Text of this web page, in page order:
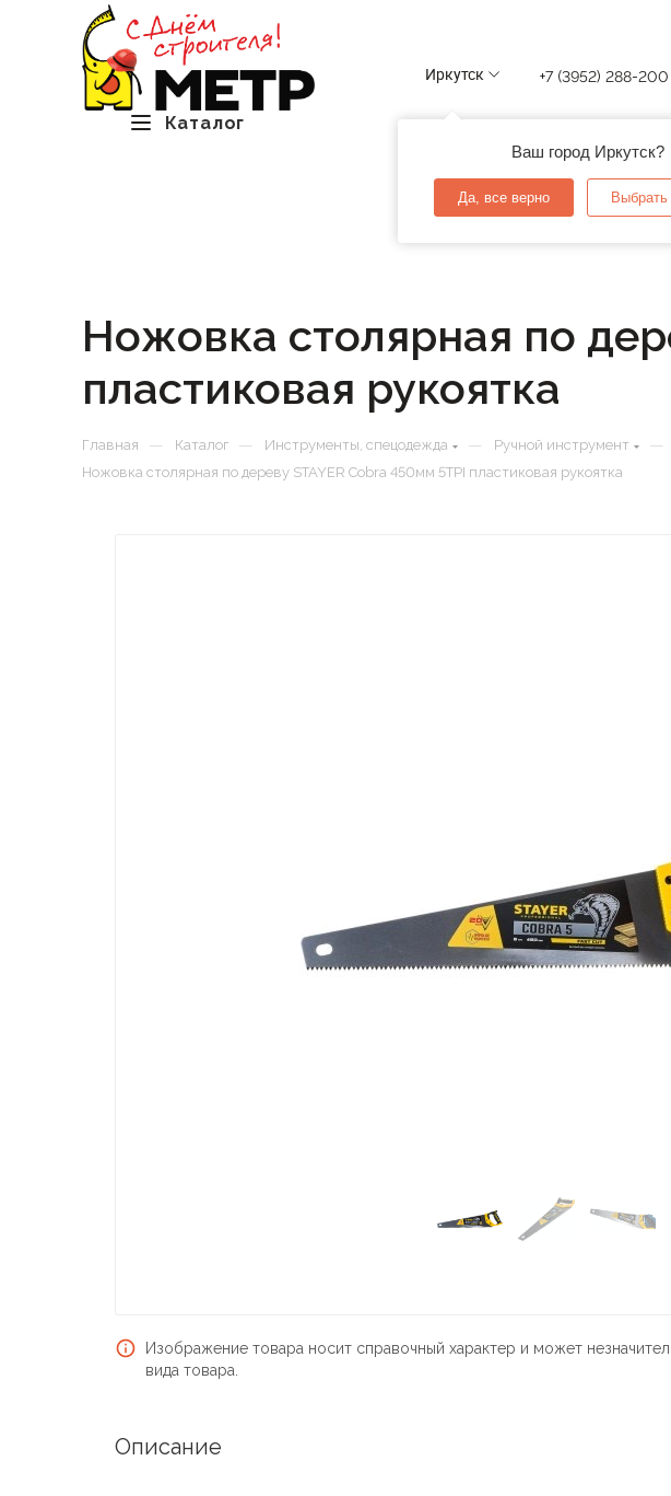
Каталог
Иркутск
Ваш город Иркутск?
Да, все верно Выбрать
+7 (3952) 288-200
Ножовка столярная по
пластиковая рукоятка
Главная — Каталог — Инструменты, спецодежда — Ручной инструмент —
Ножовка столярная по дереву STAYER Cobra 450мм 5TPI пластиковая рукоятка
Изображение товара носит справочный характер и может
вида товара.
Описание